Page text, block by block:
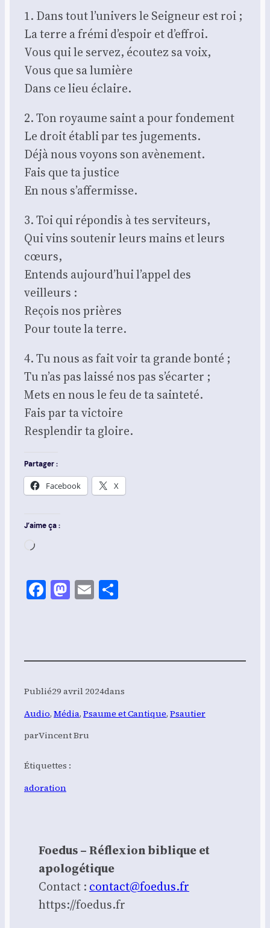
1. Dans tout l’univers le Sei­gneur est roi ;
La terre a fré­mi d’espoir et d’effroi.
Vous qui le ser­vez, écou­tez sa voix,
Vous que sa lumière
Dans ce lieu éclaire.
2. Ton royaume saint a pour fon­de­ment
Le droit éta­bli par tes juge­ments.
Déjà nous voyons son avè­ne­ment.
Fais que ta jus­tice
En nous s’affermisse.
3. Toi qui répon­dis à tes ser­vi­teurs,
Qui vins sou­te­nir leurs mains et leurs
cœurs,
Entends aujourd’hui l’appel des
veilleurs :
Reçois nos prières
Pour toute la terre.
4. Tu nous as fait voir ta grande bon­té ;
Tu n’as pas lais­sé nos pas s’écarter ;
Mets en nous le feu de ta sain­te­té.
Fais par ta vic­toire
Res­plen­dir ta gloire.
Partager :
Face­book X
J’aime ça :
Char­
ment…
Facebook
Mastodon
Email
Publié29 avril 2024dans
Audio, Média, Psaume et Cantique, Psautier
parVincent Bru
Étiquettes :
adoration
Foedus – Réflexion biblique et
apologétique
Contact : contact@foedus.fr
https://foedus.fr⁠